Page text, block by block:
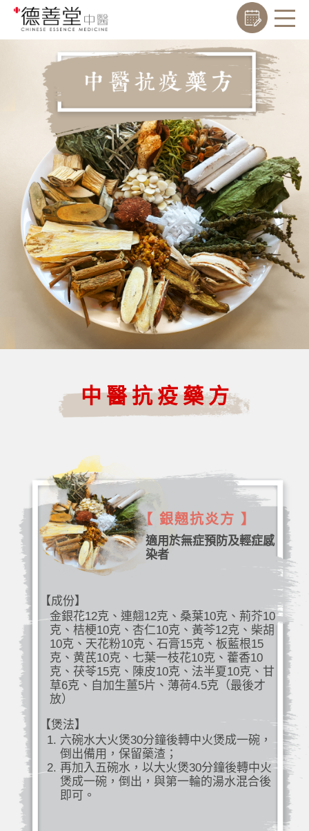
中醫抗疫藥方
【 銀翹抗炎方 】
適用於無症預防及輕症感
染者
【成份】
金銀花12克、連翹12克、桑葉10克、荊芥10
克、桔梗10克、杏仁10克、黃芩12克、柴胡
10克、天花粉10克、石膏15克、板藍根15
克、黄芪10克、七葉一枝花10克、藿香10
克、茯苓15克、陳皮10克、法半夏10克、甘
草6克、自加生薑5片、薄荷4.5克（最後才
放）
【煲法】
六碗水大火煲30分鐘後轉中火煲成一碗，
倒出備用，保留藥渣；
再加入五碗水，以大火煲30分鐘後轉中火
煲成一碗，倒出，與第一輪的湯水混合後
即可。